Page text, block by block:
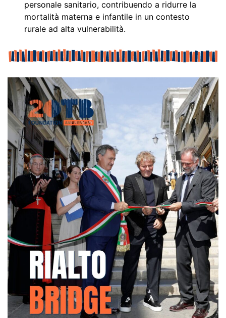
personale sanitario, contribuendo a ridurre la
mortalità materna e infantile in un contesto
rurale ad alta vulnerabilità.